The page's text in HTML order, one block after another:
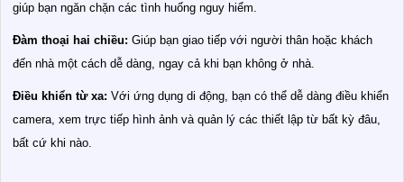
giúp bạn ngăn chặn các tình huống nguy hiểm.
Đàm thoại hai chiều: Giúp bạn giao tiếp với người thân hoặc khách
đến nhà một cách dễ dàng, ngay cả khi bạn không ở nhà.
Điều khiển từ xa: Với ứng dụng di động, bạn có thể dễ dàng điều khiển
camera, xem trực tiếp hình ảnh và quản lý các thiết lập từ bất kỳ đâu,
bất cứ khi nào.